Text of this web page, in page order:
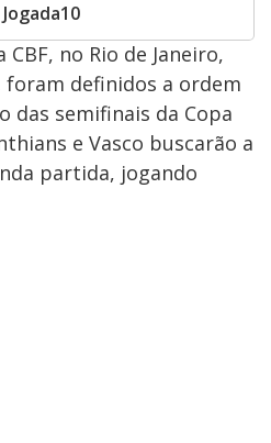
no Rio de Janeiro,
foram definidos a ordem
das semifinais da Copa
e Vasco buscarão a
partida, jogando